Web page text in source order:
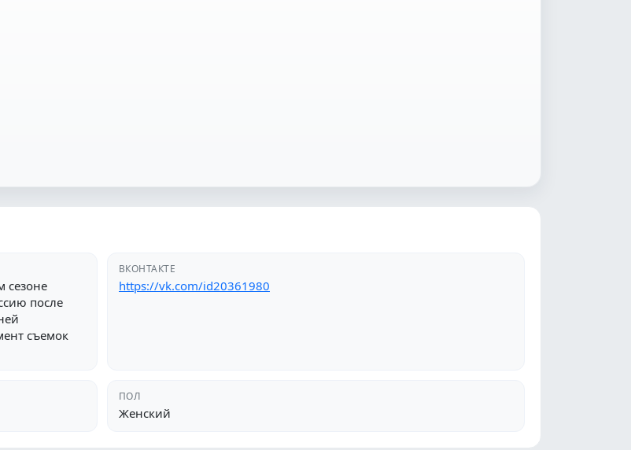
сезоне
после
съемок
ВКОНТАКТЕ
https://vk.com/id20361980
ПОЛ
Женский